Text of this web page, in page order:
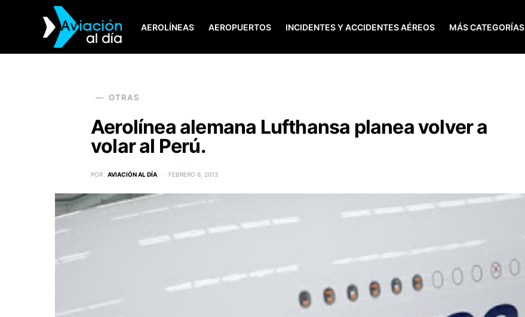
AEROLÍNEAS AEROPUERTOS INCIDENTES Y ACCIDENTES AÉREOS MÁS CATEGORÍAS
SEARCH FOR:
OTRAS
Aerolínea alemana Lufthansa planea volver a
volar al Perú.
POR AVIACIÓN AL DÍA FEBRERO 6, 2013